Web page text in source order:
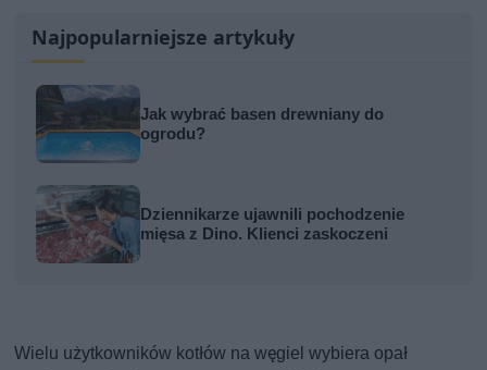
Najpopularniejsze artykuły
Jak wybrać basen drewniany do
ogrodu?
Dziennikarze ujawnili pochodzenie
mięsa z Dino. Klienci zaskoczeni
Wielu użytkowników kotłów na węgiel wybiera opał